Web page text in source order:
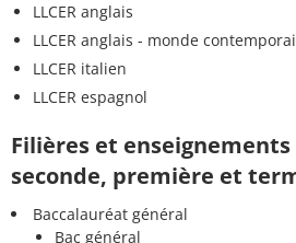
LLCER anglais
LLCER anglais - monde
LLCER italien
LLCER espagnol
Filières et enseignements
seconde, première et
Baccalauréat général
Bac général